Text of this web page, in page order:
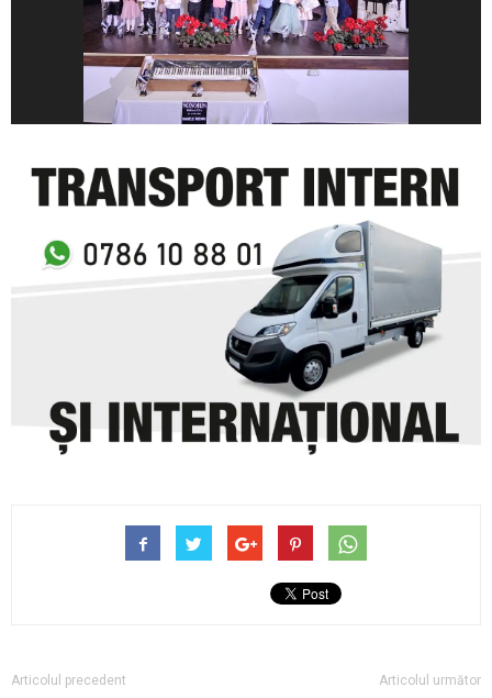
Articolul precedent Articolul următor